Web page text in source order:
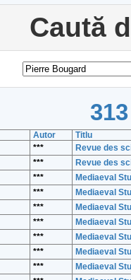
Caută
Autor Titlu
*** Revue des
*** Revue des
*** Mediaeval
*** Mediaeval
*** Mediaeval
*** Mediaeval
*** Mediaeval
*** Mediaeval
*** Mediaeval